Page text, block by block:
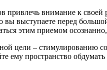
внимание к своей
вы выступаете перед
этим приемом
цели – стимулированию
ему пространство